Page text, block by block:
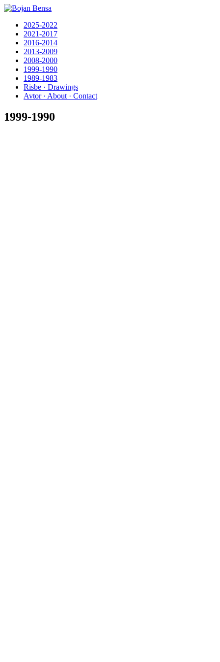
2025-2022
2021-2017
2016-2014
2013-2009
2008-2000
1999-1990
1989-1983
Risbe · Drawings
Avtor · About · Contact
1999-1990